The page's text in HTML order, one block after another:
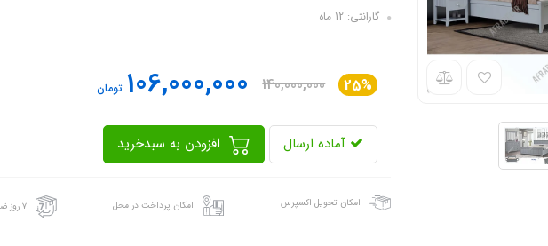
گارانتی: 12 ماه
25%
140,000,000
106,000,000 تومان
آماده ارسال
امکان تحویل اکسپرس امکان پرداخت در محل ۷ روز ضمانت بازگشت